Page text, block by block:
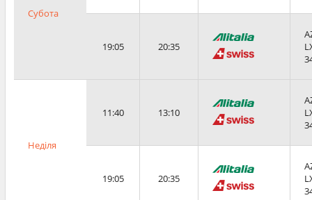
Субота
19:05 20:35
Неділя
11:40 13:10
19:05 20:35